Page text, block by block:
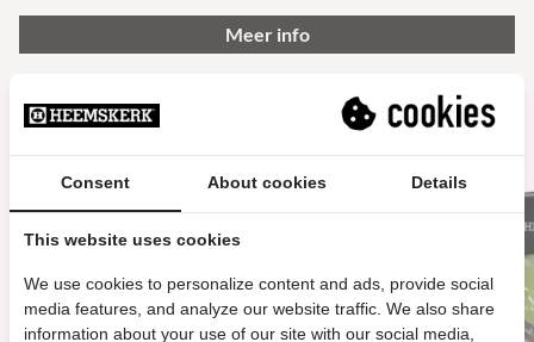
Meer info
Consent About cookies Details
This website uses cookies
We use cookies to personalize content and ads, provide social
media features, and analyze our website traffic. We also share
information about your use of our site with our social media,